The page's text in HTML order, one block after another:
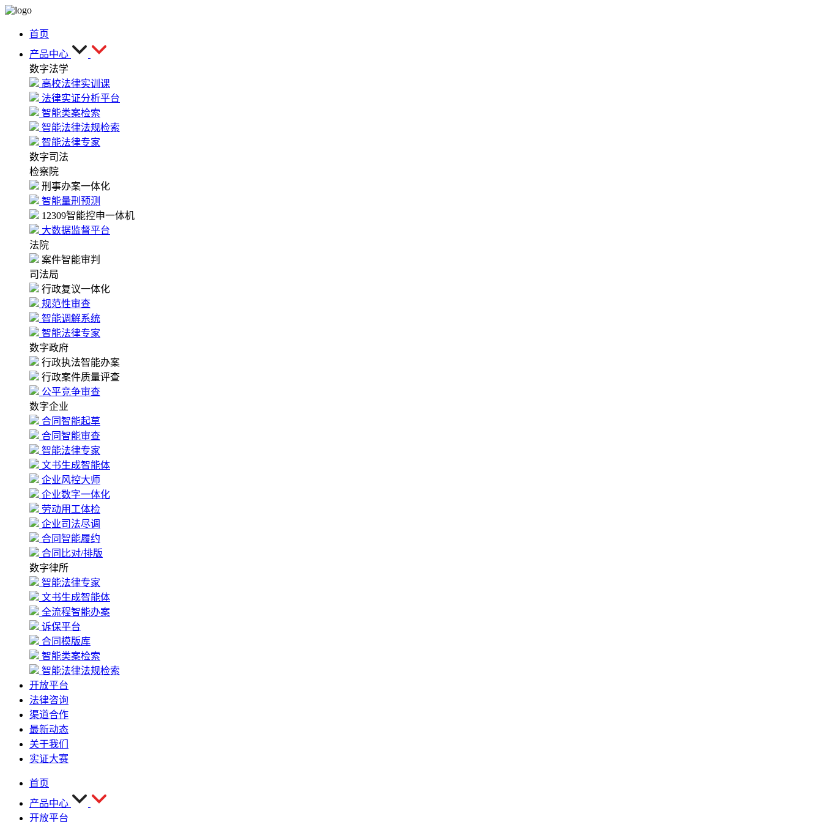
首页
产品中心
数字法学
高校法律实训课
法律实证分析平台
智能类案检索
智能法律法规检索
智能法律专家
数字司法
检察院
刑事办案一体化
智能量刑预测
12309智能控申一体机
大数据监督平台
法院
案件智能审判
司法局
行政复议一体化
规范性审查
智能调解系统
智能法律专家
数字政府
行政执法智能办案
行政案件质量评查
公平竞争审查
数字企业
合同智能起草
合同智能审查
智能法律专家
文书生成智能体
企业风控大师
企业数字一体化
劳动用工体检
企业司法尽调
合同智能履约
合同比对/排版
数字律所
智能法律专家
文书生成智能体
全流程智能办案
诉保平台
合同模版库
智能类案检索
智能法律法规检索
开放平台
法律咨询
渠道合作
最新动态
关于我们
实证大赛
首页
产品中心
开放平台